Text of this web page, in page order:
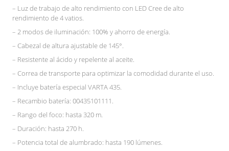
– Luz de trabajo de alto rendimiento con LED Cree de alto
rendimiento de 4 vatios.
– 2 modos de iluminación: 100% y ahorro de energía.
– Cabezal de altura ajustable de 145°.
– Resistente al ácido y repelente al aceite.
– Correa de transporte para optimizar la comodidad durante el uso.
– Incluye batería especial VARTA 435.
– Recambio batería: 00435101111.
– Rango del foco: hasta 320 m.
– Duración: hasta 270 h.
– Potencia total de alumbrado: hasta 190 lúmenes.